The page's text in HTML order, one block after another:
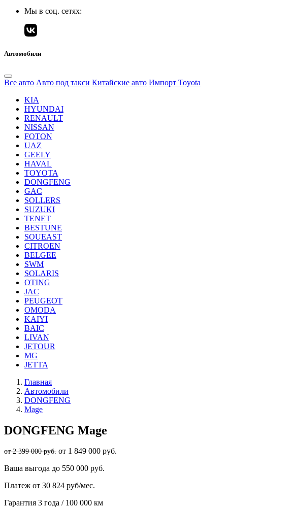
Мы в соц. сетях:
Автомобили
Все авто Авто под такси Китайские авто Импорт Toyota
KIA
HYUNDAI
RENAULT
NISSAN
FOTON
UAZ
GEELY
HAVAL
TOYOTA
DONGFENG
GAC
SOLLERS
SUZUKI
TENET
BESTUNE
SOUEAST
CITROEN
BELGEE
SWM
SOLARIS
OTING
JAC
PEUGEOT
OMODA
KAIYI
BAIC
LIVAN
JETOUR
MG
JETTA
Главная
Автомобили
DONGFENG
Mage
DONGFENG Mage
от 2 399 000 руб. от 1 849 000 руб.
Ваша выгода до 550 000 руб.
Платеж от 30 824 руб/мес.
Гарантия 3 года / 100 000 км